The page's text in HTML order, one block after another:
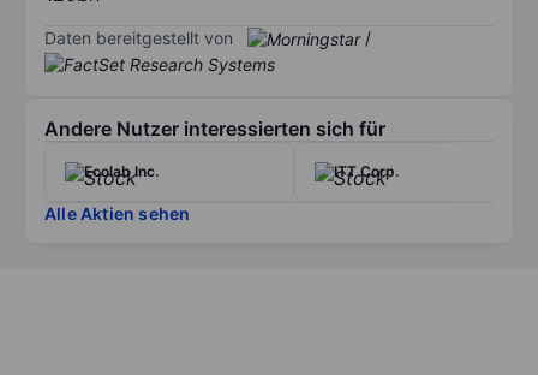
Daten bereitgestellt von /
Andere Nutzer interessierten sich für
Ecolab Inc. ITT Corp.
Alle Aktien sehen